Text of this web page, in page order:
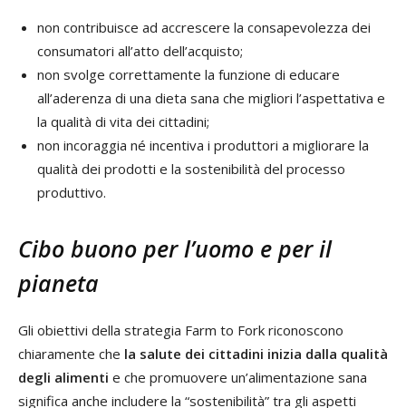
non contribuisce ad accrescere la consapevolezza dei
consumatori all’atto dell’acquisto;
non svolge correttamente la funzione di educare
all’aderenza di una dieta sana che migliori l’aspettativa e
la qualità di vita dei cittadini;
non incoraggia né incentiva i produttori a migliorare la
qualità dei prodotti e la sostenibilità del processo
produttivo.
Cibo buono per l’uomo e per il
pianeta
Gli obiettivi della strategia Farm to Fork riconoscono
chiaramente che la salute dei cittadini inizia dalla qualità
degli alimenti e che promuovere un’alimentazione sana
significa anche includere la “sostenibilità” tra gli aspetti